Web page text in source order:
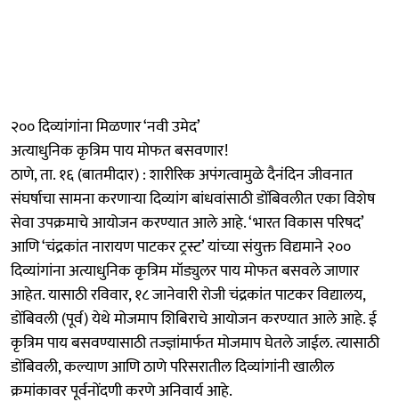
२०० दिव्यांगांना मिळणार ‘नवी उमेद’
अत्याधुनिक कृत्रिम पाय मोफत बसवणार!
ठाणे, ता. १६ (बातमीदार) : शारीरिक अपंगत्वामुळे दैनंदिन जीवनात
संघर्षाचा सामना करणाऱ्या दिव्यांग बांधवांसाठी डोंबिवलीत एका विशेष
सेवा उपक्रमाचे आयोजन करण्यात आले आहे. ‘भारत विकास परिषद’
आणि ‘चंद्रकांत नारायण पाटकर ट्रस्ट’ यांच्या संयुक्त विद्यमाने २००
दिव्यांगांना अत्याधुनिक कृत्रिम मॉड्युलर पाय मोफत बसवले जाणार
आहेत. यासाठी रविवार, १८ जानेवारी रोजी चंद्रकांत पाटकर विद्यालय,
डोंबिवली (पूर्व) येथे मोजमाप शिबिराचे आयोजन करण्यात आले आहे. ई
कृत्रिम पाय बसवण्यासाठी तज्ज्ञांमार्फत मोजमाप घेतले जाईल. त्यासाठी
डोंबिवली, कल्याण आणि ठाणे परिसरातील दिव्यांगांनी खालील
क्रमांकावर पूर्वनोंदणी करणे अनिवार्य आहे.